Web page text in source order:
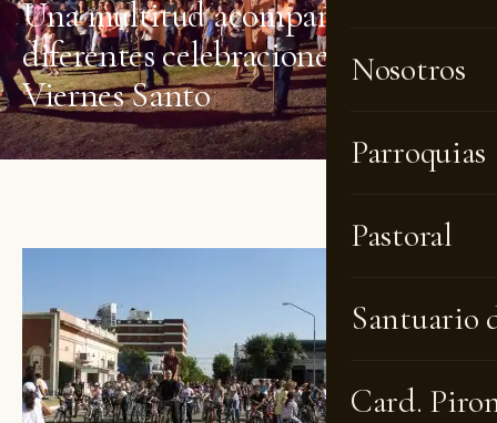
Nosotros
Parroquias
Pastoral
Santuario
Card.
Una multitud acompañó las
diferentes celebraciones del
Viernes Santo